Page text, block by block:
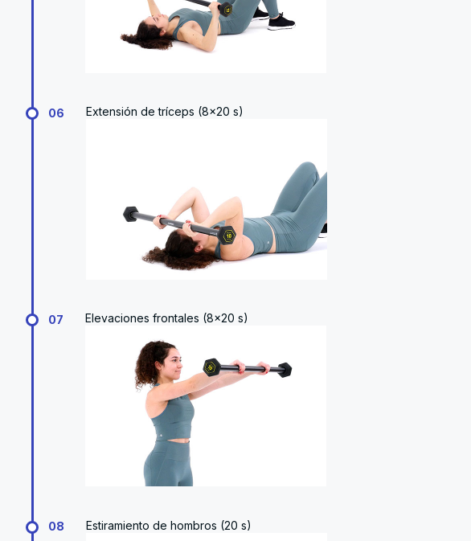
06 Extensión de tríceps (8x20 s)
07 Elevaciones frontales (8x20 s)
08 Estiramiento de hombros (20 s)